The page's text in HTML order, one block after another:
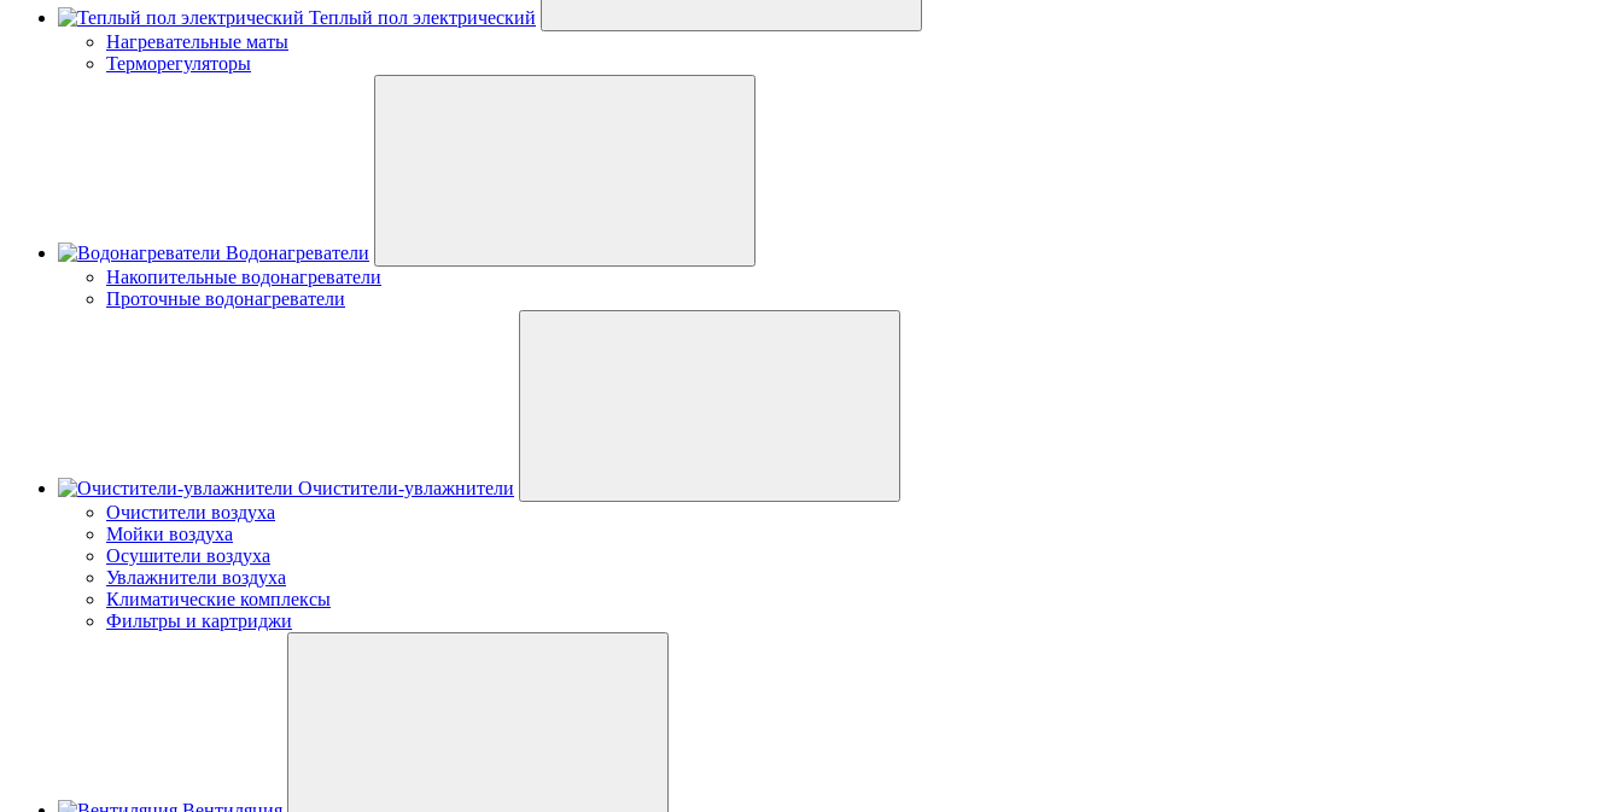
Теплый пол электрический
Нагревательные маты
Терморегуляторы
Водонагреватели
Накопительные водонагреватели
Проточные водонагреватели
Очистители-увлажнители
Очистители воздуха
Мойки воздуха
Осушители воздуха
Увлажнители воздуха
Климатические комплексы
Фильтры и картриджи